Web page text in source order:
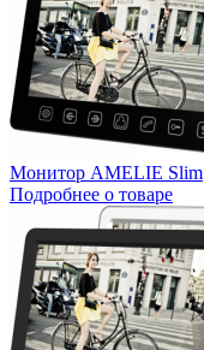
Монитор AMELIE Slim
Подробнее о товаре